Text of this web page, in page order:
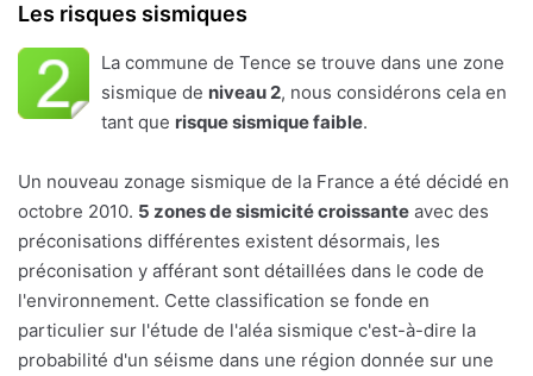
Les risques sismiques
La commune de Tence se trouve dans une zone
sismique de niveau 2, nous considérons cela en
tant que risque sismique faible.
Un nouveau zonage sismique de la France a été décidé en
octobre 2010. 5 zones de sismicité croissante avec des
préconisations différentes existent désormais, les
préconisation y afférant sont détaillées dans le code de
l'environnement. Cette classification se fonde en
particulier sur l'étude de l'aléa sismique c'est-à-dire la
probabilité d'un séisme dans une région donnée sur une